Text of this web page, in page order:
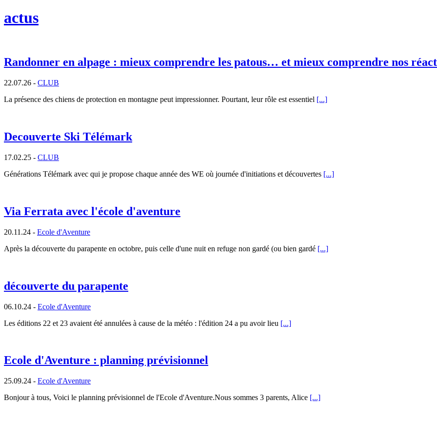
actus
Randonner en alpage : mieux comprendre les patous… et mieux comprendre nos
22.07.26 - CLUB
La présence des chiens de protection en montagne peut impressionner. Pourtant, leur rôle est essentiel [...]
Decouverte Ski Télémark
17.02.25 - CLUB
Générations Télémark avec qui je propose chaque année des WE où journée d'initiations et découvertes [...]
Via Ferrata avec l'école d'aventure
20.11.24 - Ecole d'Aventure
Après la découverte du parapente en octobre, puis celle d'une nuit en refuge non gardé (ou bien gardé [...]
découverte du parapente
06.10.24 - Ecole d'Aventure
Les éditions 22 et 23 avaient été annulées à cause de la météo : l'édition 24 a pu avoir lieu [...]
Ecole d'Aventure : planning prévisionnel
25.09.24 - Ecole d'Aventure
Bonjour à tous, Voici le planning prévisionnel de l'Ecole d'Aventure.Nous sommes 3 parents, Alice [...]